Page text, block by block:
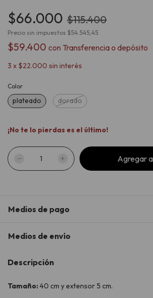
$66.000 $115.400
Precio sin impuestos $54.545,45
$59.400 con Transferencia o depósito
3 x $22.000 sin interés
Color
plateado dorado
¡No te lo pierdas es el último!
Medios de pago
Medios de envío
Descripción
Tamaño: 40 cm y extensor 5 cm.